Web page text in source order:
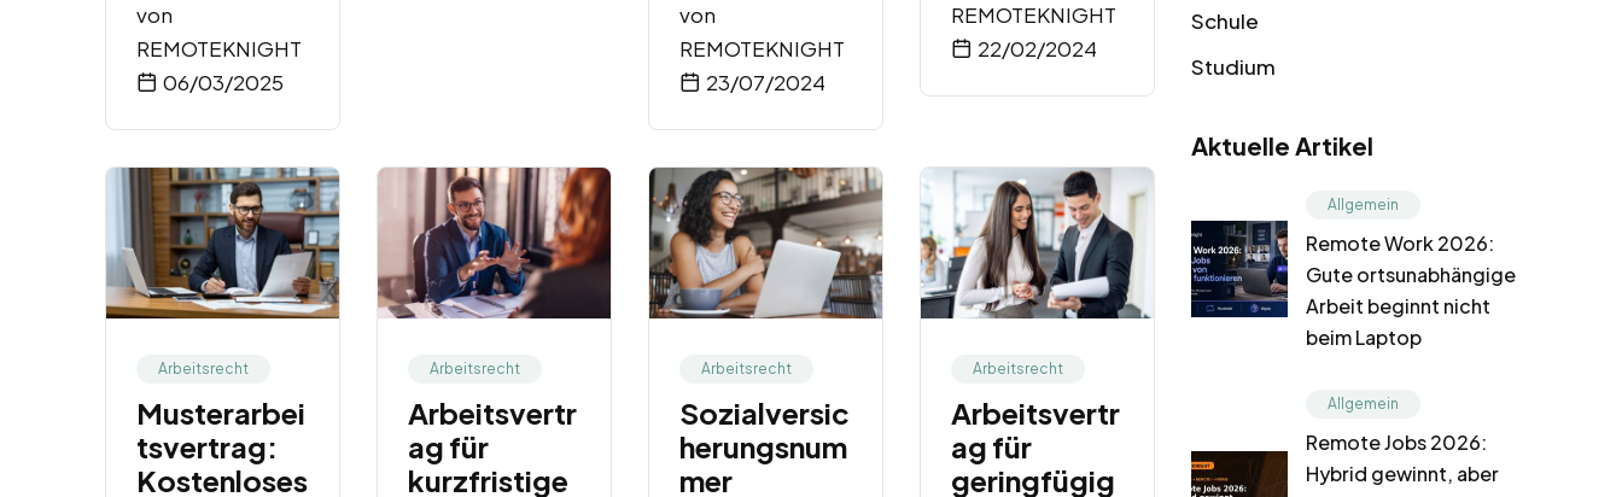
von
REMOTEKNIGHT
06/03/2025
von
REMOTEKNIGHT
23/07/2024
REMOTEKNIGHT
22/02/2024
Arbeitsrecht
Musterarbei
tsvertrag:
Kostenloses
Arbeitsrecht
Arbeitsvertr
ag für
kurzfristige
Arbeitsrecht
Sozialversic
herungsnum
mer
Arbeitsrecht
Arbeitsvertr
ag für
geringfügig
Schule
Studium
Aktuelle Artikel
Allgemein
Remote Work 2026:
Gute ortsunabhängige
Arbeit beginnt nicht
beim Laptop
Allgemein
Remote Jobs 2026:
Hybrid gewinnt, aber